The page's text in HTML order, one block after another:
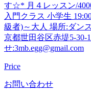
す☆* 月４レッスン/
入門クラス 小学生
級者)～大人 場所:ダン
京都世田谷区赤堤5-30-
せ:3mb.egg@gmail.com
Price
お問い合わせ